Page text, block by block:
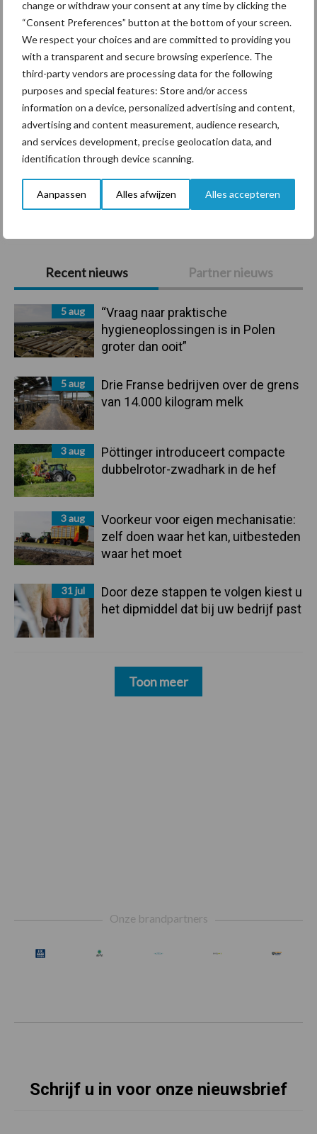
change or withdraw your consent at any time by clicking the
“Consent Preferences” button at the bottom of your screen.
We respect your choices and are committed to providing you
with a transparent and secure browsing experience. The
third-party vendors are processing data for the following
purposes and special features: Store and/or access
information on a device, personalized advertising and content,
advertising and content measurement, audience research,
and services development, precise geolocation data, and
identification through device scanning.
Aanpassen Alles afwijzen Alles accepteren
Primaire
Sidebar
Recent nieuws Partner nieuws
5 aug
“Vraag naar praktische
hygieneoplossingen is in Polen
groter dan ooit”
5 aug
Drie Franse bedrijven over de grens
van 14.000 kilogram melk
3 aug
Pöttinger introduceert compacte
dubbelrotor-zwadhark in de hef
3 aug
Voorkeur voor eigen mechanisatie:
zelf doen waar het kan, uitbesteden
waar het moet
31 jul
Door deze stappen te volgen kiest u
het dipmiddel dat bij uw bedrijf past
Toon meer
Diergezondheid Bemesting Fokkerij
Belgisch witblauw Droogstand
Toon meer
Onze brandpartners
Schrijf u in voor onze nieuwsbrief